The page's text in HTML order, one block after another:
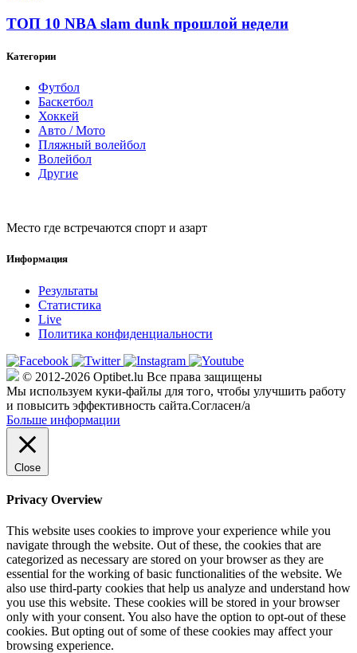
ТОП 10 NBA slam dunk прошлой недели
Категории
Футбол
Баскетбол
Хоккей
Авто / Мото
Пляжный волейбол
Волейбол
Другие
Место где встречаются спорт и азарт
Информация
Результаты
Статистика
Live
Политика конфиденциальности
© 2012-2026 Optibet.lu Все права защищены
Мы используем куки-файлы для того, чтобы улучшить работу
и повысить эффективность сайта.Согласен/а
Больше информации
Close
Privacy Overview
This website uses cookies to improve your experience while you
navigate through the website. Out of these, the cookies that are
categorized as necessary are stored on your browser as they are
essential for the working of basic functionalities of the website. We
also use third-party cookies that help us analyze and understand how
you use this website. These cookies will be stored in your browser
only with your consent. You also have the option to opt-out of these
cookies. But opting out of some of these cookies may affect your
browsing experience.